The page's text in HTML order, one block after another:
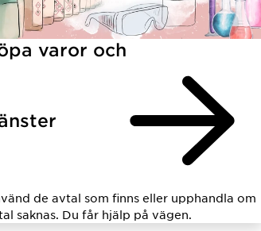
varor och
de avtal som finns eller upphandla om
saknas. Du får hjälp på vägen.